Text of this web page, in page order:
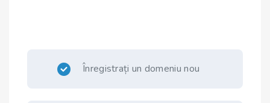
Înregistrați un domeniu nou